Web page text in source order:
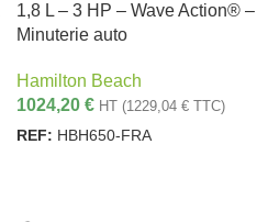
1,8 L – 3 HP – Wave Action® –
Minuterie auto
Hamilton Beach
1024,20 € HT (1229,04 € TTC)
REF: HBH650-FRA